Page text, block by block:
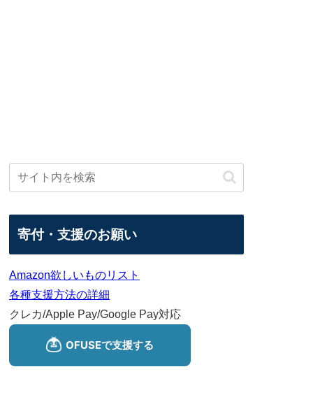
寄付・支援のお願い
Amazon欲しいものリスト
各種支援方法の詳細
クレカ/Apple Pay/Google Pay対応